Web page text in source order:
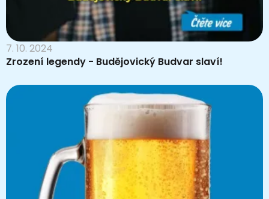
7. 10. 2024
Zrození legendy - Budějovický Budvar slaví!